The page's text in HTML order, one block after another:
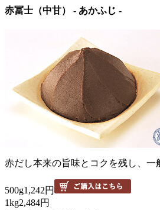
赤冨士（中甘） - あかふじ -
赤だし本来の旨味とコクを残し、一
500g1,242円
1kg2,484円